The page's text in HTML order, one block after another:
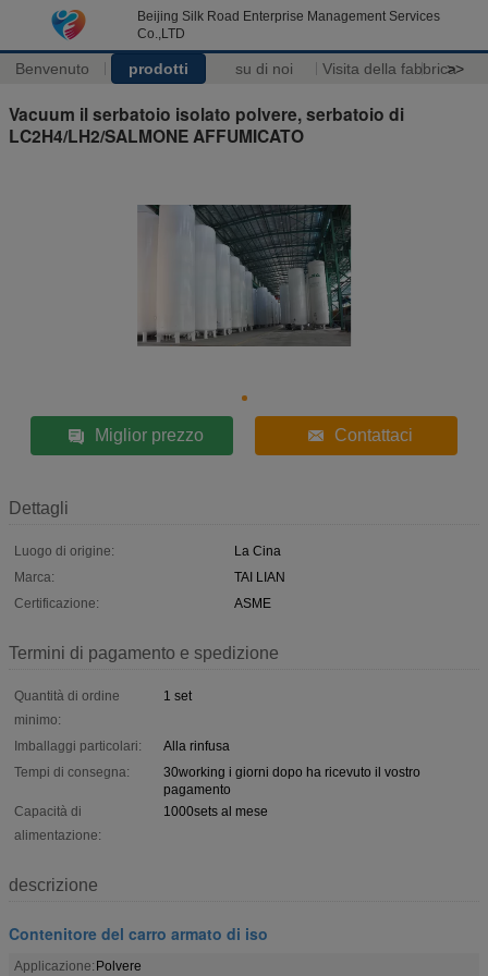
Beijing Silk Road Enterprise Management Services
Co.,LTD
Benvenuto prodotti su di noi Visita della fabbrica>>
Vacuum il serbatoio isolato polvere, serbatoio di
LC2H4/LH2/SALMONE AFFUMICATO
Miglior prezzo Contattaci
Dettagli
Luogo di origine:
La Cina
Marca:
TAI LIAN
Certificazione:
ASME
Termini di pagamento e spedizione
Quantità di ordine
minimo:
1 set
Imballaggi particolari:
Alla rinfusa
Tempi di consegna:
30working i giorni dopo ha ricevuto il vostro
pagamento
Capacità di
alimentazione:
1000sets al mese
descrizione
Contenitore del carro armato di iso
Applicazione: Polvere